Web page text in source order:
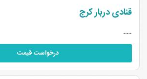
قنادی دربار کرج
---
درخواست قیمت